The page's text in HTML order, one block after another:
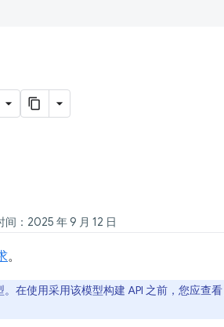
：2025 年 9 月 12 日
。
。在使用采用该模型构建 API 之前，您应查看